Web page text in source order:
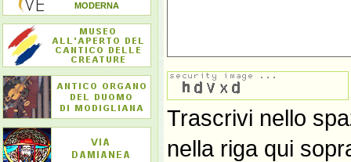
MODERNA
Trascrivi nello
nella riga qui